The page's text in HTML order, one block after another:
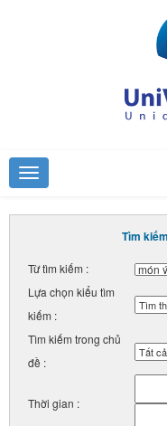
Tìm
Từ tìm kiếm :
Lựa chọn kiểu tìm
kiếm :
Tìm kiếm trong chủ
đề :
Thời gian :